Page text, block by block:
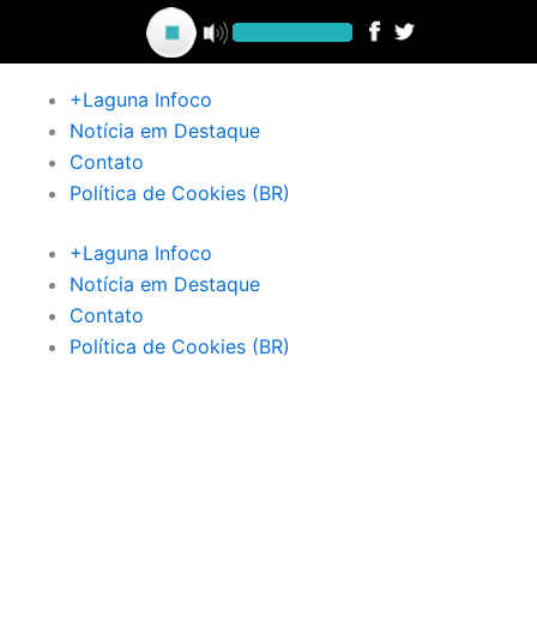
conteúdo+Laguna Infoco
Notícia em Destaque
Contato
Política de Cookies (BR)
+Laguna Infoco
Notícia em Destaque
Contato
Política de Cookies (BR)